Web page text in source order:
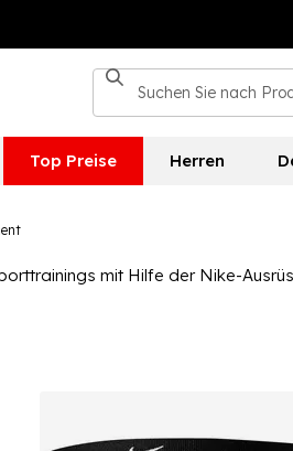
Top Preise Herren
mit Hilfe der Nike-
Nike ist immer eine gute
Schienbeinschonern und